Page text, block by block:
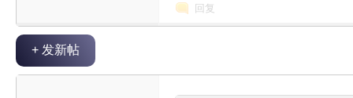
回复
+ 发新帖